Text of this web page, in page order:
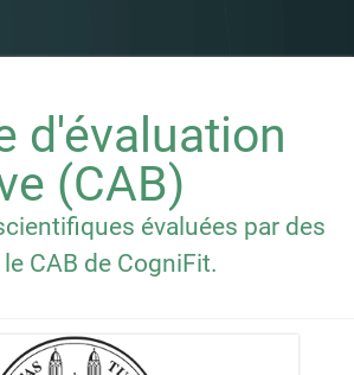
d'évaluation
(CAB)
évaluées par des
CAB de CogniFit.